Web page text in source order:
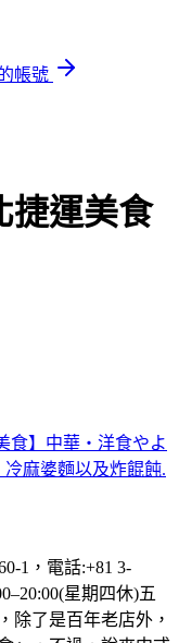
帳號
捷運美食
食】中華・洋食やよ
麻婆麵以及炸餛飩.
1，電話:+81 3-
星期四休)五
除了是百年老店外，